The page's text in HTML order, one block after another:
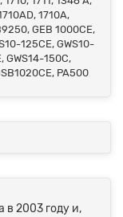
1710A,
GEB 1000CE,
125CE, GWS10-
GWS14-150C,
PA500
в 2003 году и,